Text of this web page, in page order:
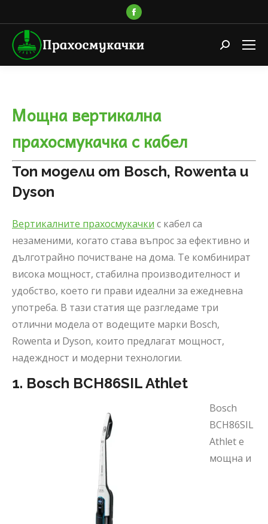
Facebook
page
opens
Search:
Мощна вертикална
прахосмукачка с кабел
Топ модели от Bosch, Rowenta и
Dyson
Вертикалните прахосмукачки с кабел са
незаменими, когато става въпрос за ефективно и
дълготрайно почистване на дома. Те комбинират
висока мощност, стабилна производителност и
удобство, което ги прави идеални за ежедневна
употреба. В тази статия ще разгледаме три
отлични модела от водещите марки Bosch,
Rowenta и Dyson, които предлагат мощност,
надеждност и модерни технологии.
1. Bosch BCH86SIL Athlet
Bosch
BCH86SIL
Athlet е
мощна и